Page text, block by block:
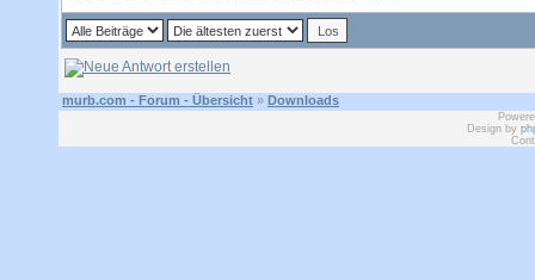
murb.com - Forum - Übersicht » Downloads
Design by